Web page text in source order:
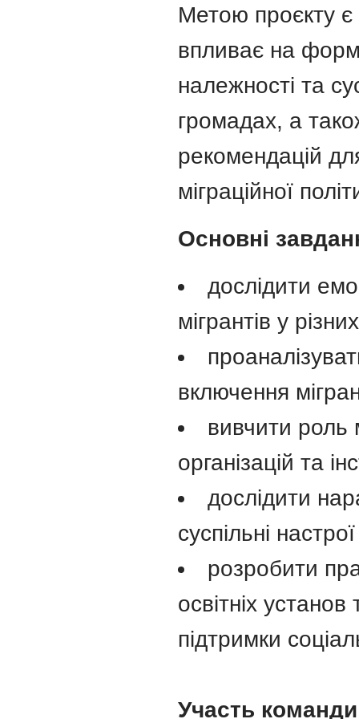
Метою проєкту є
впливає на
належності та
громадах, а
рекомендацій
міграційної
Основні
дослідити
мігрантів у
включення
вивчити роль
організацій та
дослідити
суспільні
розробити
освітніх
підтримки
Участь